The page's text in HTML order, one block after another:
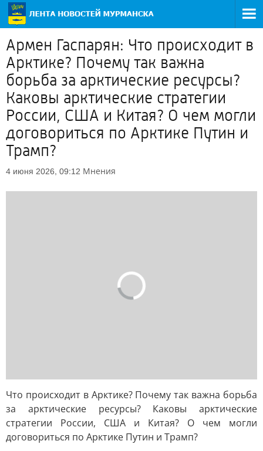
Армен Гаспарян: Что происходит в
Арктике? Почему так важна
борьба за арктические ресурсы?
Каковы арктические стратегии
России, США и Китая? О чем могли
договориться по Арктике Путин и
Трамп?
4 июня 2026, 09:12 Мнения
Что происходит в Арктике? Почему так важна борьба
за арктические ресурсы? Каковы арктические
стратегии России, США и Китая? О чем могли
договориться по Арктике Путин и Трамп?